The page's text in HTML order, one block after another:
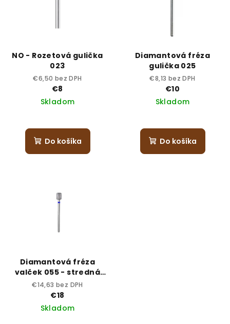
NO - Rozetová gulička
023
€6,50 bez DPH
€8
Skladom
Do košíka
Diamantová fréza
gulička 025
€8,13 bez DPH
€10
Skladom
Do košíka
Diamantová fréza
valček 055 - stredná
dia
€14,63 bez DPH
€18
Skladom